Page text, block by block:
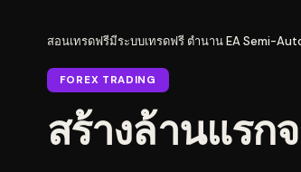
สอนเทรดฟรีมีระบบเทรดฟรี ตำนาน EA Semi-
FOREX TRADING
สร้างล้านแรก